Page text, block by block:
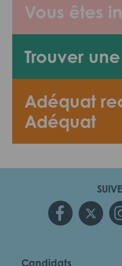
Vous êtes
Trouver
Adéquat
Adéquat
Candidats